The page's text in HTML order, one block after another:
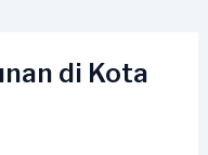
di Kota